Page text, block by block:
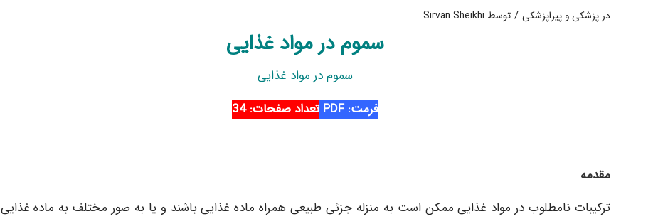
در پزشکی و پیراپزشکی / توسط Sirvan Sheikhi
سموم در مواد غذایی
سموم در مواد غذایی
فرمت: PDF
تعداد صفحات: 34
مقدمه
ترکیبات نامطلوب در مواد غذایی ممکن است به منزله جزئی طبیعی همراه ماده غذایی باشند و یا به صور مختلف به ماده غذایی